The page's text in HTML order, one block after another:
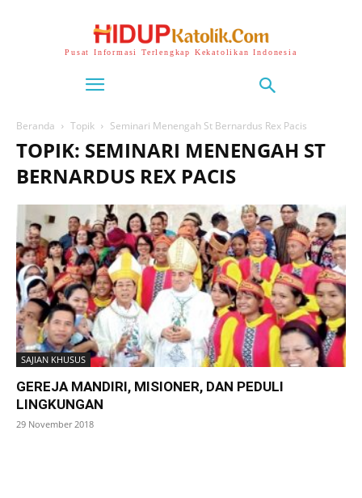
Pusat Informasi Terlengkap Kekatolikan Indonesia
Beranda Topik Seminari Menengah St Bernardus Rex Pacis
TOPIK: SEMINARI MENENGAH ST
BERNARDUS REX PACIS
SAJIAN KHUSUS
GEREJA MANDIRI, MISIONER, DAN PEDULI
LINGKUNGAN
29 November 2018